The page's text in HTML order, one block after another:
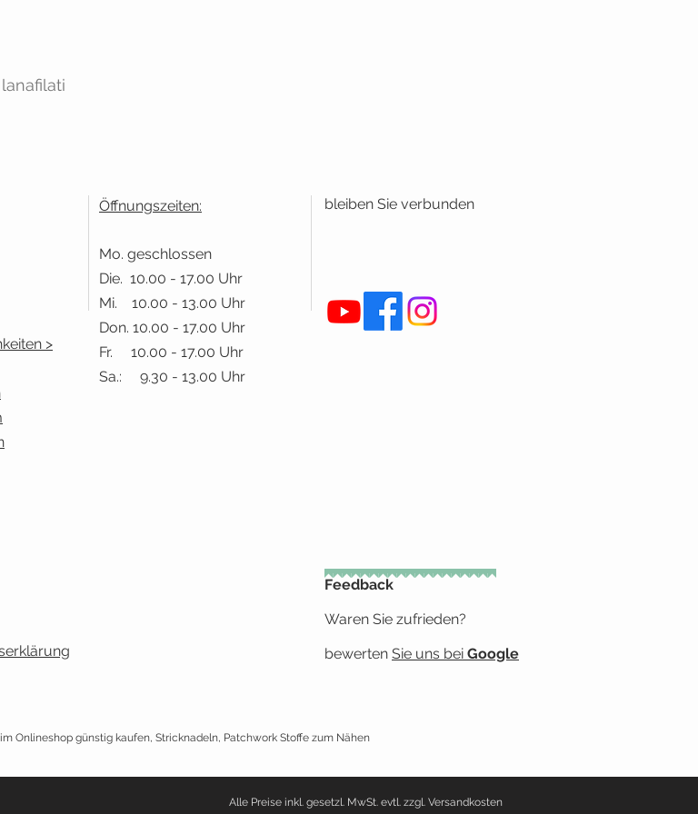
>
Öffnungszeiten:
Mo. geschlossen
Die. 10.00 - 17.00 Uhr
Mi. 10.00 - 13.00 Uhr
Don. 10.00 - 17.00 Uhr
Fr. 10.00 - 17.00 Uhr
Sa.: 9.30 - 13.00 Uhr
bleiben Sie verbunden
Feedback
Waren Sie zufrieden?
bewerten Sie uns bei Google
Onlineshop günstig kaufen, Stricknadeln, Patchwork Stoffe zum Nähen
Alle Preise inkl. gesetzl. MwSt. evtl. zzgl. Versandkosten